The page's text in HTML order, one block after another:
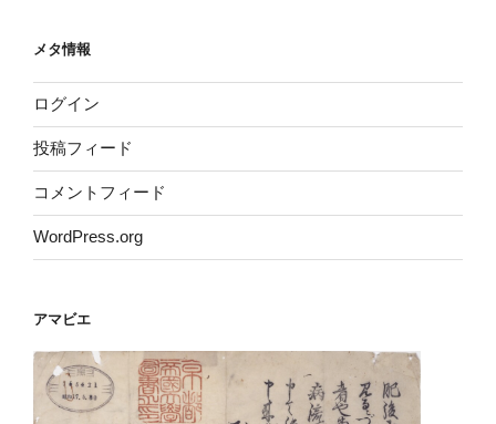
メタ情報
ログイン
投稿フィード
コメントフィード
WordPress.org
アマビエ